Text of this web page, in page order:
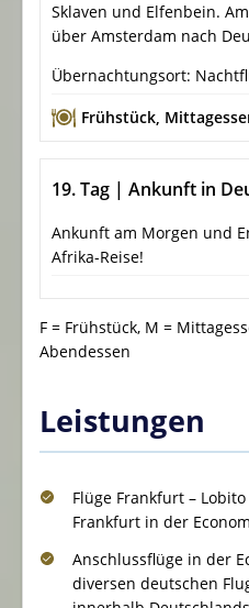
Sklaven und Elfenbein.
über Amsterdam nach
Übernachtungsort:
Frühstück,
19. Tag | Ankunft in
Ankunft am Morgen und
Afrika-Reise!
F = Frühstück, M =
Abendessen
Leistungen
Flüge Frankfurt –
Frankfurt in der
Anschlussflüge in der
diversen deutschen